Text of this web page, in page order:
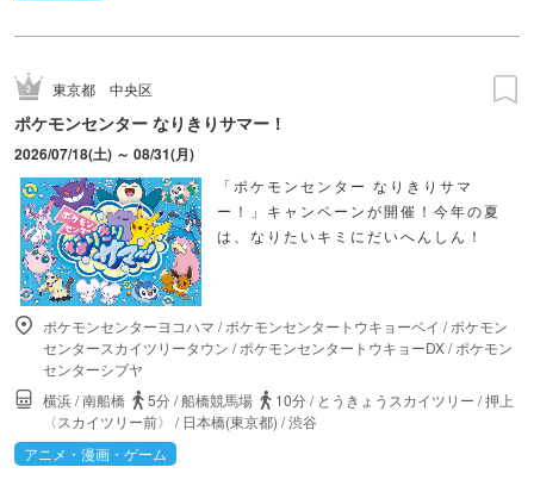
東京都 中央区
ポケモンセンター なりきりサマー！
2026/07/18(土) ～ 08/31(月)
「ポケモンセンター なりきりサマ
ー！」キャンペーンが開催！今年の夏
は、なりたいキミにだいへんしん！
ポケモンセンターヨコハマ /ポケモンセンタートウキョーベイ /ポケモン
センタースカイツリータウン /ポケモンセンタートウキョーDX/ポケモン
センターシブヤ
横浜/南船橋 5分/船橋競馬場 10分/ とうきょうスカイツリー /押上
〈スカイツリー前〉 / 日本橋(東京都) /渋谷
アニメ・漫画・ゲーム